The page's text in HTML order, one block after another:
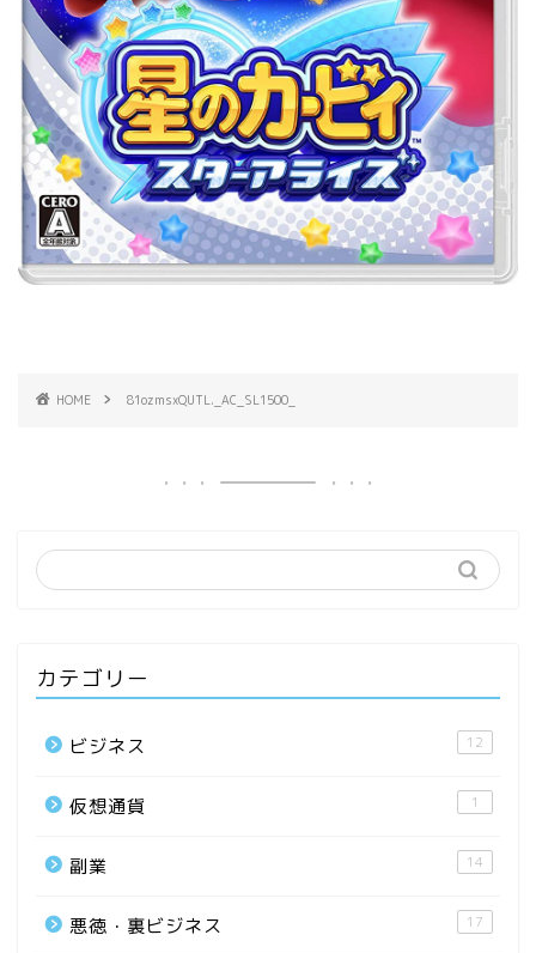
HOME 81ozmsxQUTL._AC_SL1500_
カテゴリー
ビジネス 12
仮想通貨 1
副業 14
悪徳・裏ビジネス 17